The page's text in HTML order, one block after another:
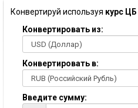
Конвертируй используя курс ЦБ
Конвертировать из:
Конвертировать в:
Введите сумму: